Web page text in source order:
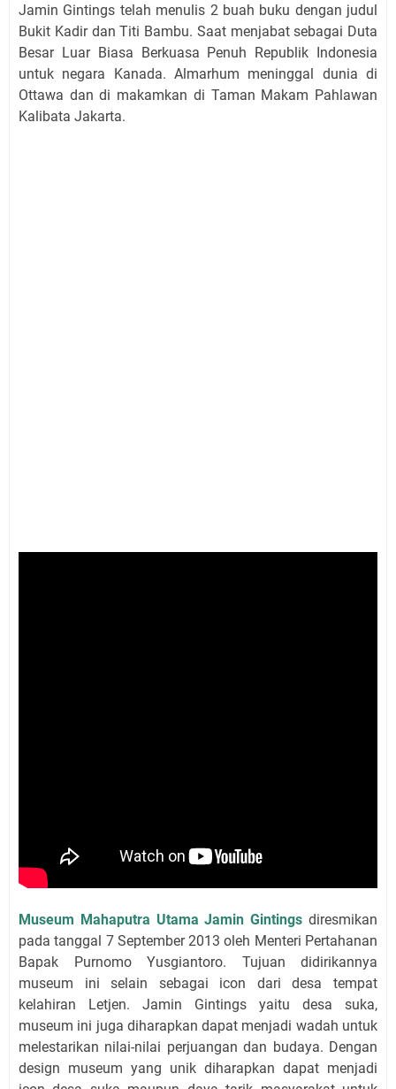
Jamin Gintings telah menulis 2 buah buku dengan judul
Bukit Kadir dan Titi Bambu. Saat menjabat sebagai Duta
Besar Luar Biasa Berkuasa Penuh Republik Indonesia
untuk negara Kanada. Almarhum meninggal dunia di
Ottawa dan di makamkan di Taman Makam Pahlawan
Kalibata Jakarta.
Museum Mahaputra Utama Jamin Gintings diresmikan
pada tanggal 7 September 2013 oleh Menteri Pertahanan
Bapak Purnomo Yusgiantoro. Tujuan didirikannya
museum ini selain sebagai icon dari desa tempat
kelahiran Letjen. Jamin Gintings yaitu desa suka,
museum ini juga diharapkan dapat menjadi wadah untuk
melestarikan nilai-nilai perjuangan dan budaya. Dengan
design museum yang unik diharapkan dapat menjadi